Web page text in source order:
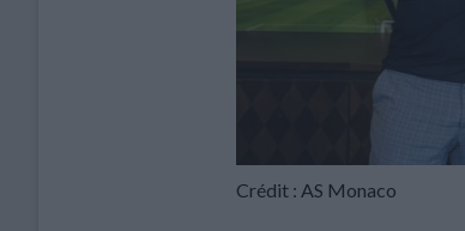
Crédit : AS Monaco